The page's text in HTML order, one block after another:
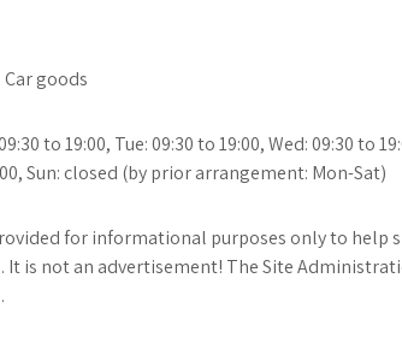
goods
to 19:00, Tue: 09:30 to 19:00, Wed: 09:30 to
Sun: closed (by prior arrangement: Mon-Sat)
for informational purposes only to help
It is not an advertisement! The Site